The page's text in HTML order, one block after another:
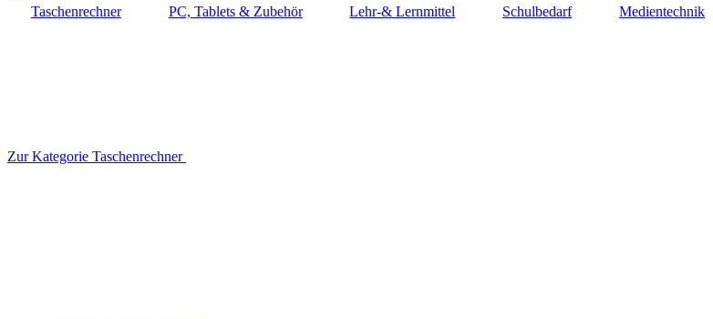
Taschenrechner
PC, Tablets & Zubehör Lehr-& Lernmittel Schulbedarf Medientechnik
Zur Kategorie Taschenrechner